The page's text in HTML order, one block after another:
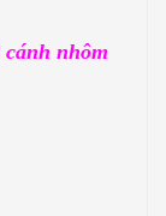
nhôm